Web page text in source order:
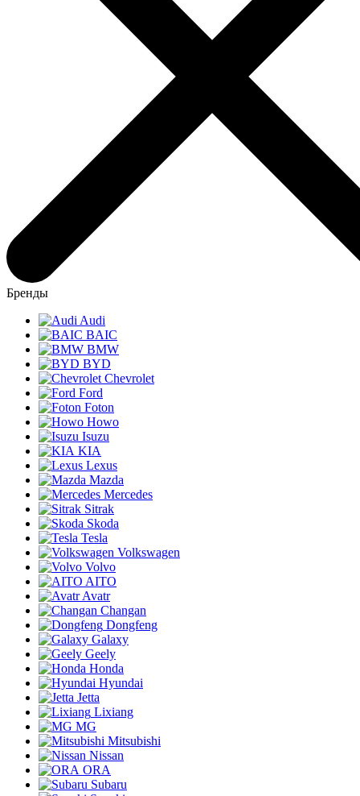
Бренды
Audi
BAIC
BMW
BYD
Chevrolet
Ford
Foton
Howo
Isuzu
KIA
Lexus
Mazda
Mercedes
Sitrak
Skoda
Tesla
Volkswagen
Volvo
AITO
Avatr
Changan
Dongfeng
Galaxy
Geely
Honda
Hyundai
Jetta
Lixiang
MG
Mitsubishi
Nissan
ORA
Subaru